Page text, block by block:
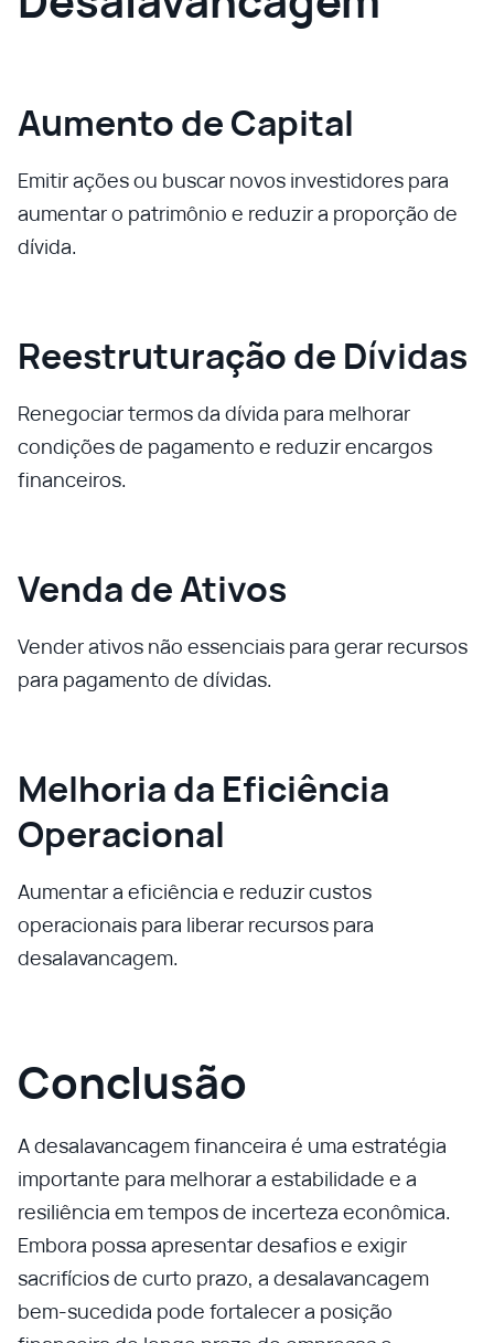
Aumento de Capital
Emitir ações ou buscar novos investidores para
aumentar o patrimônio e reduzir a proporção de
dívida.
Reestruturação de Dívidas
Renegociar termos da dívida para melhorar
condições de pagamento e reduzir encargos
financeiros.
Venda de Ativos
Vender ativos não essenciais para gerar recursos
para pagamento de dívidas.
Melhoria da Eficiência
Operacional
Aumentar a eficiência e reduzir custos
operacionais para liberar recursos para
desalavancagem.
Conclusão
A desalavancagem financeira é uma estratégia
importante para melhorar a estabilidade e a
resiliência em tempos de incerteza econômica.
Embora possa apresentar desafios e exigir
sacrifícios de curto prazo, a desalavancagem
bem-sucedida pode fortalecer a posição